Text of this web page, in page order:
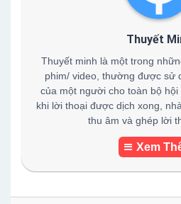
Thuyết
Thuyết minh là một trong
phim/ video, thường được sử
của một người cho toàn bộ
khi lời thoại được dịch xong,
thu âm và ghép lời
Xem